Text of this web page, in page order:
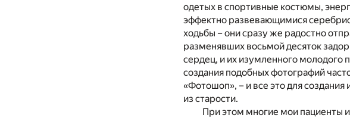
одетых в спортивные костюмы,
эффектно развевающимися
ходьбы – они сразу же радостно
разменявших восьмой десяток
сердец, и их изумленного
создания подобных фотографий
«Фотошоп», – и все это для
из старости.
При этом многие мои пациенты